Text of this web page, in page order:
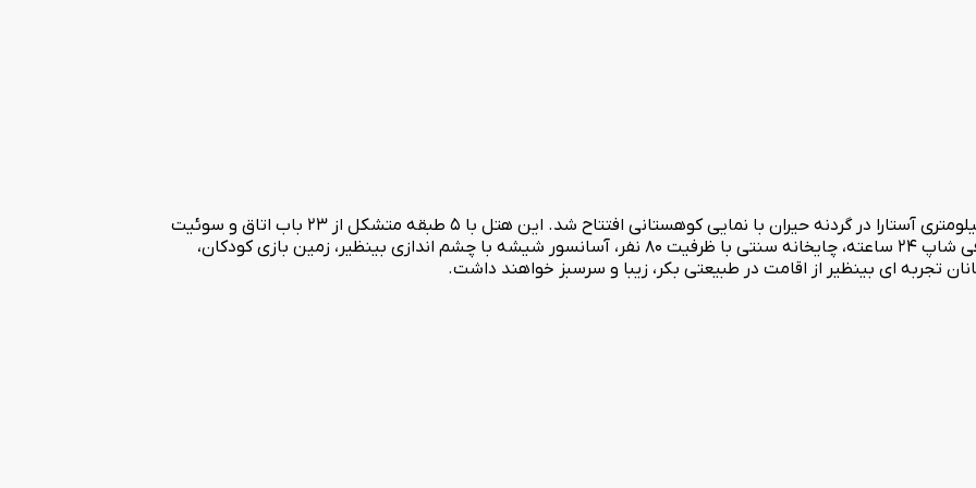
هتل چهارستاره پارلا فروردین ماه سال 1394 در همسایگی خزر در 20 کیلومتری آستارا در گردنه حیران با نمایی کوهستانی افتتاح شد. این هتل با 5 طبقه متشکل از 23 باب اتاق و سوئیت
می باشد. از امکانات این هتل می توان رستوران زنجیره ای خاقان، کافی شاپ 24 ساعته، چایخانه سنتی با ظرفیت 80 نفر، آسانسور شیشه با چشم اندازی بینظیر، زمین بازی کودکان،
تجربه ای بینظیر از اقامت در طبیعتی بکر، زیبا و سرسبز خواهند داشت.